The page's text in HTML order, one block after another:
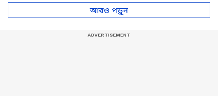
News Bangla
আরও পড়ুন